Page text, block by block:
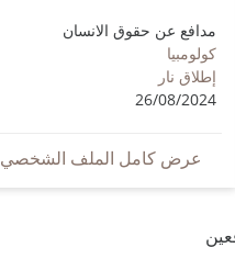
مدافع عن حقوق الانسان
كولومبيا
إطلاق نار
26/08/2024
عرض كامل الملف الشخصي